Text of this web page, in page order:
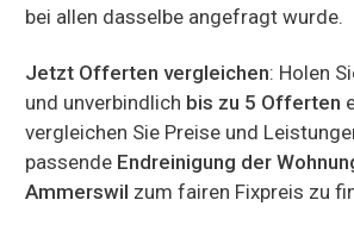
bei allen dasselbe angefragt wurde.
Jetzt Offerten vergleichen: Holen
und unverbindlich bis zu 5 Offerten
vergleichen Sie Preise und
passende Endreinigung der
Ammerswil zum fairen Fixpreis zu